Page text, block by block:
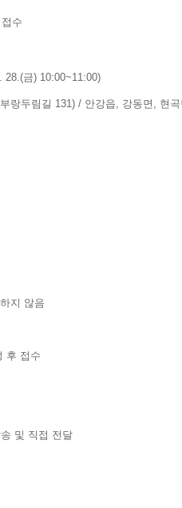
수
28.(금) 10:00~11:00)
랑두림길 131) / 안강읍, 강동면, 현곡
지 않음
후 접수
및 직접 전달